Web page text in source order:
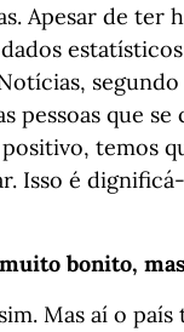
Apesar de ter
pessoas que se
temos
Isso é
bonito,
Mas aí o